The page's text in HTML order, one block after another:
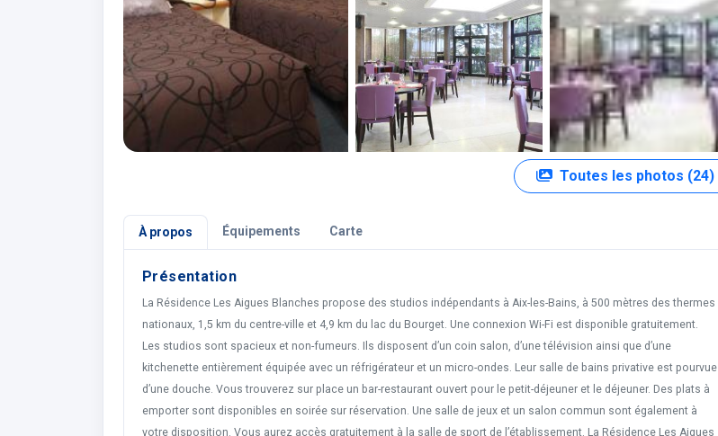
+19 photos
Toutes les photos (24)
À propos Équipements Carte
Présentation
La Résidence Les Aigues Blanches propose des studios indépendants à Aix-les-Bains, à 500 mètres des thermes
nationaux, 1,5 km du centre-ville et 4,9 km du lac du Bourget. Une connexion Wi-Fi est disponible gratuitement.
Les studios sont spacieux et non-fumeurs. Ils disposent d’un coin salon, d’une télévision ainsi que d’une
kitchenette entièrement équipée avec un réfrigérateur et un micro-ondes. Leur salle de bains privative est pourvue
d’une douche. Vous trouverez sur place un bar-restaurant ouvert pour le petit-déjeuner et le déjeuner. Des plats à
emporter sont disponibles en soirée sur réservation. Une salle de jeux et un salon commun sont également à
votre disposition. Vous aurez accès gratuitement à la salle de sport de l’établissement. La Résidence Les Aigues